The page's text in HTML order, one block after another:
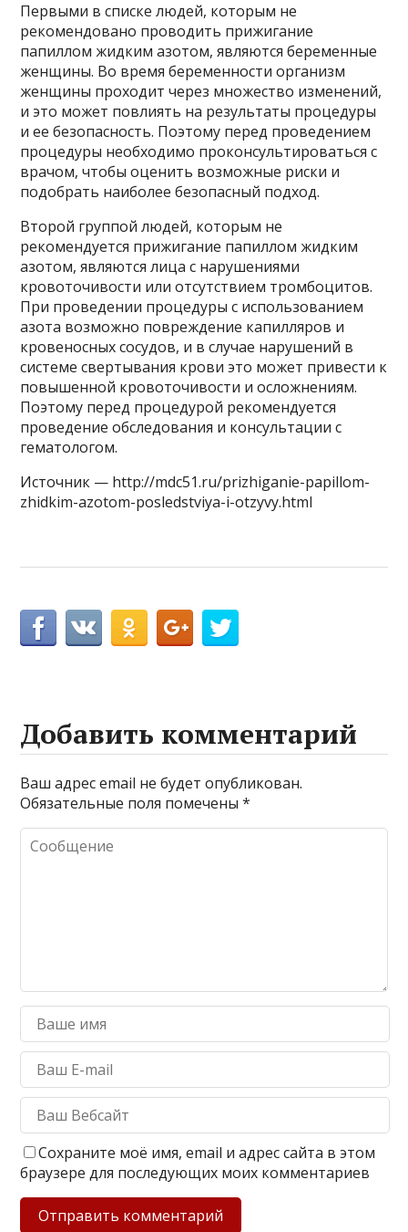
Первыми в списке людей, которым не
рекомендовано проводить прижигание
папиллом жидким азотом, являются беременные
женщины. Во время беременности организм
женщины проходит через множество изменений,
и это может повлиять на результаты процедуры
и ее безопасность. Поэтому перед проведением
процедуры необходимо проконсультироваться с
врачом, чтобы оценить возможные риски и
подобрать наиболее безопасный подход.
Второй группой людей, которым не
рекомендуется прижигание папиллом жидким
азотом, являются лица с нарушениями
кровоточивости или отсутствием тромбоцитов.
При проведении процедуры с использованием
азота возможно повреждение капилляров и
кровеносных сосудов, и в случае нарушений в
системе свертывания крови это может привести к
повышенной кровоточивости и осложнениям.
Поэтому перед процедурой рекомендуется
проведение обследования и консультации с
гематологом.
Источник — http://mdc51.ru/prizhiganie-papillom-
zhidkim-azotom-posledstviya-i-otzyvy.html
Добавить комментарий
Ваш адрес email не будет опубликован.
Обязательные поля помечены*
Сохраните моё имя, email и адрес сайта в этом
браузере для последующих моих комментариев